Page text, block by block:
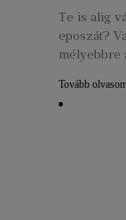
Te is alig
eposzát?
mélyebbre
Tovább